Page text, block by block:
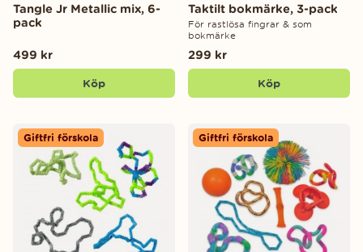
Tangle Jr Metallic mix, 6-
pack
499 kr
Köp
Taktilt bokmärke, 3-pack
För rastlösa fingrar & som
bokmärke
299 kr
Köp
Giftfri förskola Giftfri förskola